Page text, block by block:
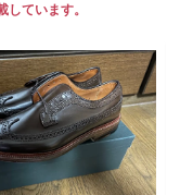
ています。